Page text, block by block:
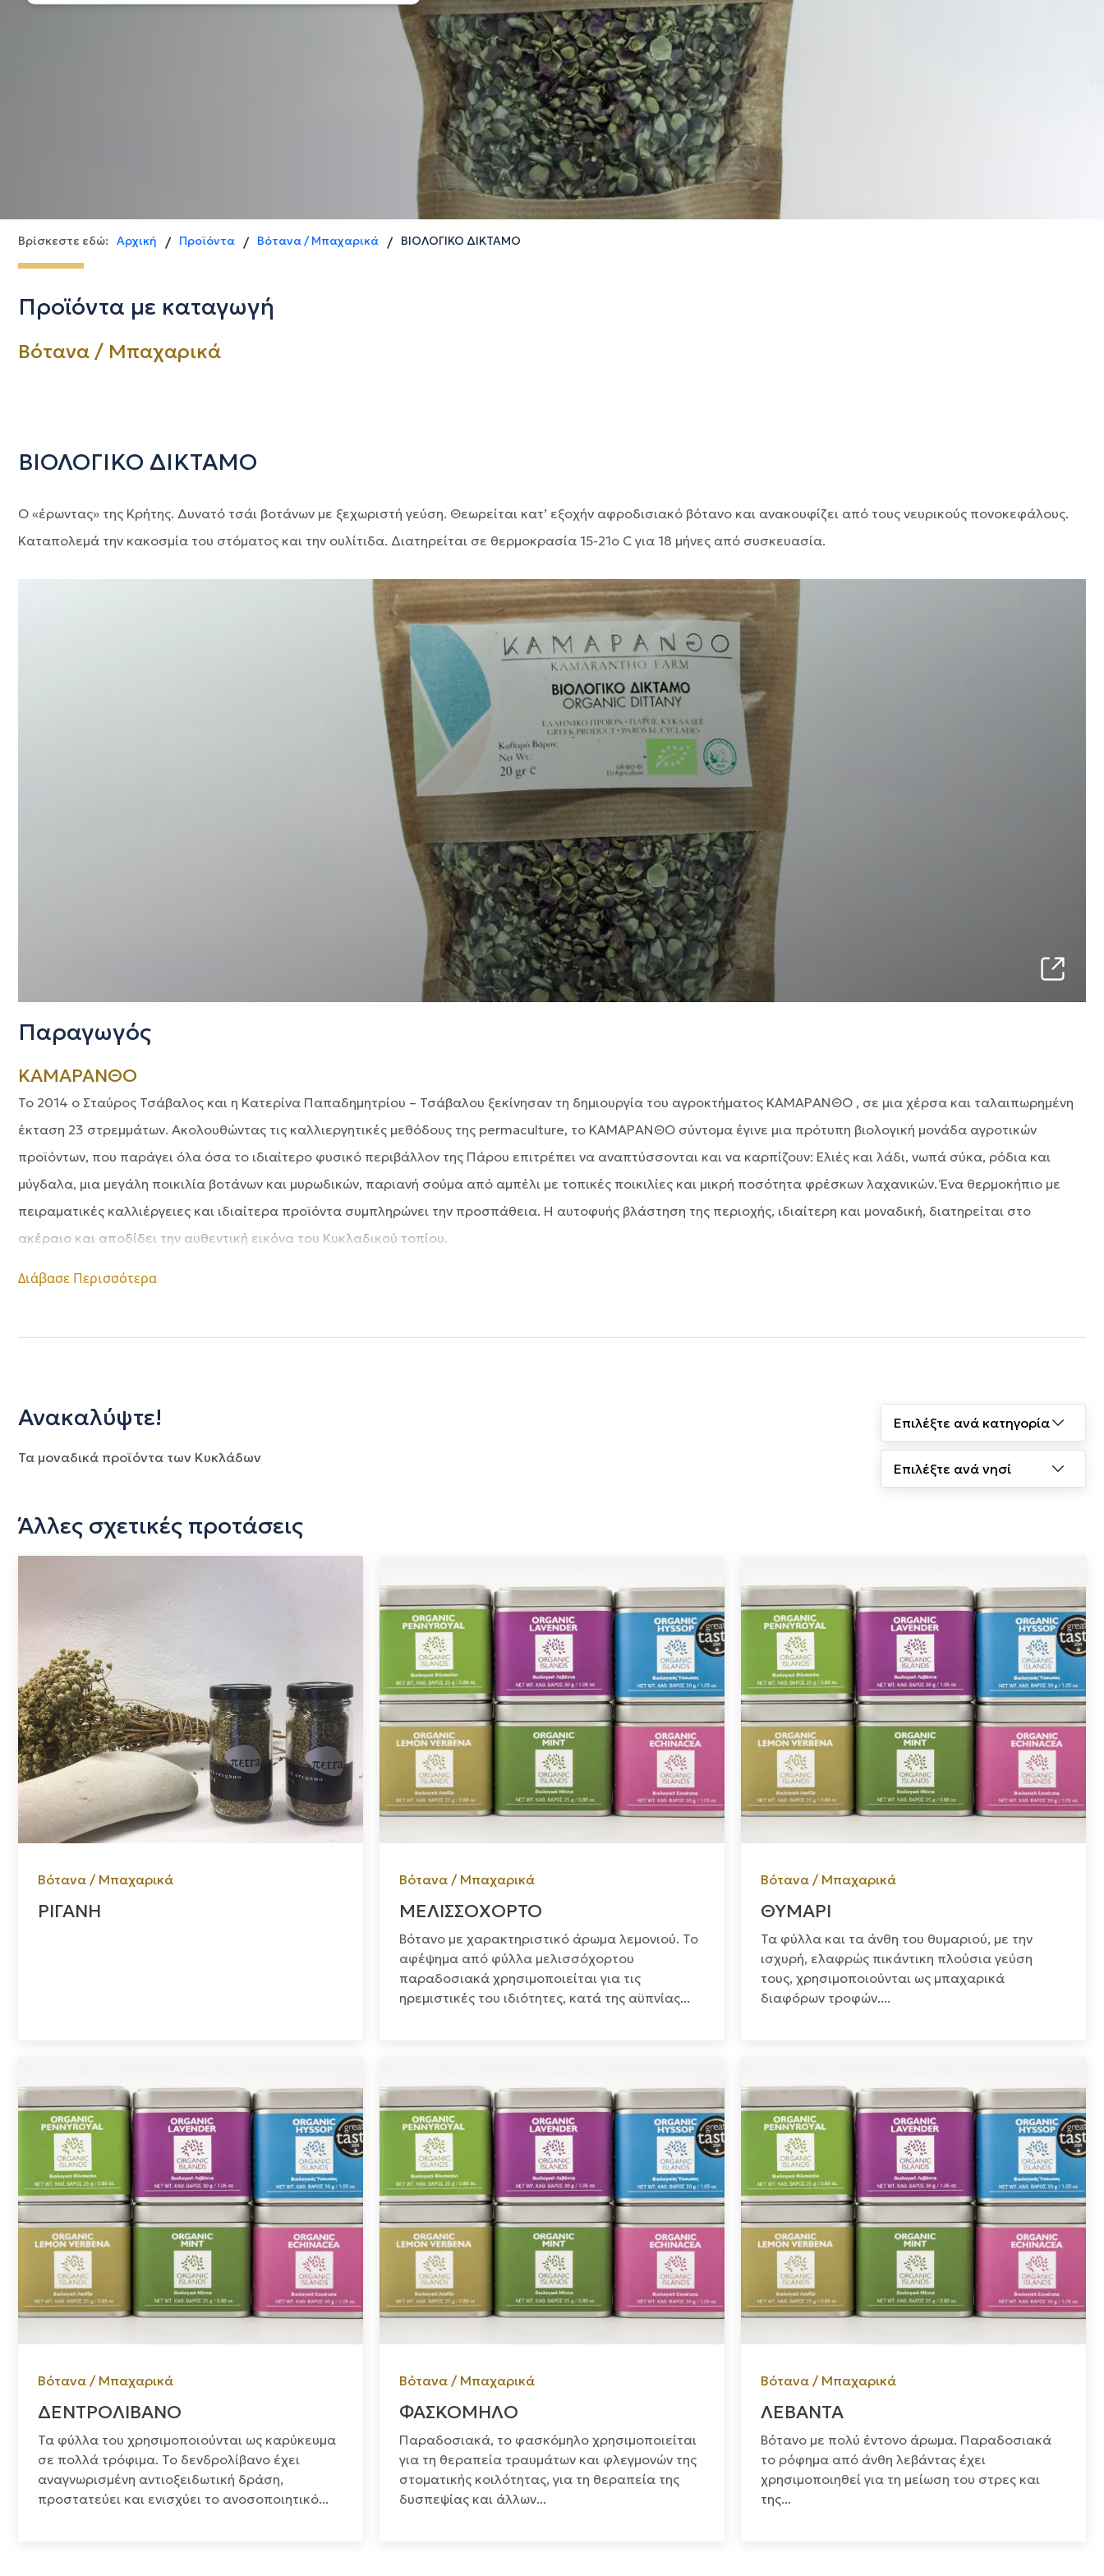
Βρίσκεστε εδώ: Αρχική / Προϊόντα / Βότανα / Μπαχαρικά / ΒΙΟΛΟΓΙΚΟ ΔΙΚΤΑΜΟ
Προϊόντα με καταγωγή
Βότανα / Μπαχαρικά
ΒΙΟΛΟΓΙΚΟ ΔΙΚΤΑΜΟ
Ο «έρωντας» της Κρήτης. Δυνατό τσάι βοτάνων με ξεχωριστή γεύση. Θεωρείται κατ’ εξοχήν αφροδισιακό βότανο και ανακουφίζει από τους νευρικούς πονοκεφάλους.
Καταπολεμά την κακοσμία του στόματος και την ουλίτιδα. Διατηρείται σε θερμοκρασία 15-21ο C για 18 μήνες από συσκευασία.
Παραγωγός
ΚΑΜΑΡΑΝΘΟ
Το 2014 ο Σταύρος Τσάβαλος και η Κατερίνα Παπαδημητρίου – Τσάβαλου ξεκίνησαν τη δημιουργία του αγροκτήματος ΚΑΜΑΡΑΝΘΟ , σε μια χέρσα και ταλαιπωρημένη
έκταση 23 στρεμμάτων. Ακολουθώντας τις καλλιεργητικές μεθόδους της permaculture, το ΚΑΜΑΡΑΝΘΟ σύντομα έγινε μια πρότυπη βιολογική μονάδα αγροτικών
προϊόντων, που παράγει όλα όσα το ιδιαίτερο φυσικό περιβάλλον της Πάρου επιτρέπει να αναπτύσσονται και να καρπίζουν: Ελιές και λάδι, νωπά σύκα, ρόδια και
μύγδαλα, μια μεγάλη ποικιλία βοτάνων και μυρωδικών, παριανή σούμα από αμπέλι με τοπικές ποικιλίες και μικρή ποσότητα φρέσκων λαχανικών. Ένα θερμοκήπιο με
πειραματικές καλλιέργειες και ιδιαίτερα προϊόντα συμπληρώνει την προσπάθεια. Η αυτοφυής βλάστηση της περιοχής, ιδιαίτερη και μοναδική, διατηρείται στο
ακέραιο και αποδίδει την αυθεντική εικόνα του Κυκλαδικού τοπίου.
Διάβασε Περισσότερα
Ανακαλύψτε!
Τα μοναδικά προϊόντα των Κυκλάδων
Άλλες σχετικές προτάσεις
Βότανα / Μπαχαρικά
ΡΙΓΑΝΗ
Βότανα / Μπαχαρικά
ΜΕΛΙΣΣΟΧΟΡΤΟ
Βότανο με χαρακτηριστικό άρωμα λεμονιού. Το
αφέψημα από φύλλα μελισσόχορτου
παραδοσιακά χρησιμοποιείται για τις
ηρεμιστικές του ιδιότητες, κατά της αϋπνίας...
Βότανα / Μπαχαρικά
ΘΥΜΑΡΙ
Τα φύλλα και τα άνθη του θυμαριού, με την
ισχυρή, ελαφρώς πικάντικη πλούσια γεύση
τους, χρησιμοποιούνται ως μπαχαρικά
διαφόρων τροφών....
Βότανα / Μπαχαρικά
ΔΕΝΤΡΟΛΙΒΑΝΟ
Τα φύλλα του χρησιμοποιούνται ως καρύκευμα
σε πολλά τρόφιμα. Το δενδρολίβανο έχει
αναγνωρισμένη αντιοξειδωτική δράση,
προστατεύει και ενισχύει το ανοσοποιητικό...
Βότανα / Μπαχαρικά
ΦΑΣΚΟΜΗΛΟ
Παραδοσιακά, το φασκόμηλο χρησιμοποιείται
για τη θεραπεία τραυμάτων και φλεγμονών της
στοματικής κοιλότητας, για τη θεραπεία της
δυσπεψίας και άλλων...
Βότανα / Μπαχαρικά
ΛΕΒΑΝΤΑ
Βότανο με πολύ έντονο άρωμα. Παραδοσιακά
το ρόφημα από άνθη λεβάντας έχει
χρησιμοποιηθεί για τη μείωση του στρες και
της...